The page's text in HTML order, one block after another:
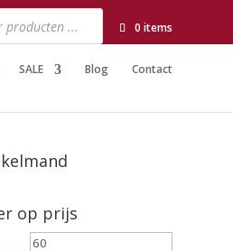
0 items
SALE Blog Contact
op prijs
Min.